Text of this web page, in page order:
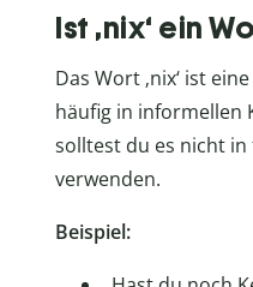
Ist ‚nix‘ ein
Das Wort ‚nix‘ ist
häufig in informellen
solltest du es nicht
verwenden.
Beispiel: